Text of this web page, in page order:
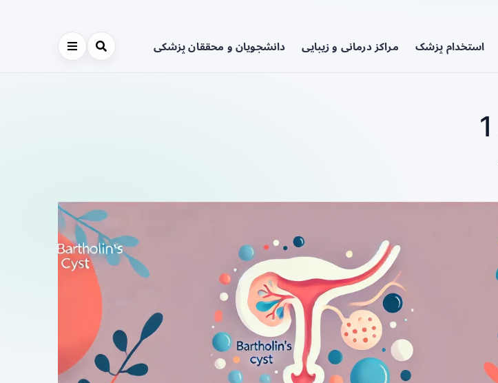
استخدام پزشک مراکز درمانی و زیبایی دانشجویان و محققان پزشکی